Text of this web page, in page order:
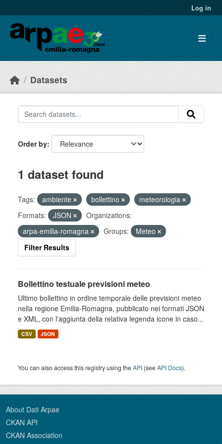
Log in
Datasets
Order by
1 dataset found
Tags: ambiente bollettino
meteorologia
Formats:
JSON
Organizations:
arpa-emilia-romagna
Groups:
Meteo
Filter Results
Bollettino testuale previsioni meteo
Ultimo bollettino in ordine temporale delle previsioni meteo
nella regione Emilia-Romagna, pubblicato nei formati JSON
e XML, con l'aggiunta della relativa legenda icone in caso...
CSV JSON
You can also access this registry using theAPI (seeAPI Docs).
About Dati Arpae
CKAN API
CKAN Association